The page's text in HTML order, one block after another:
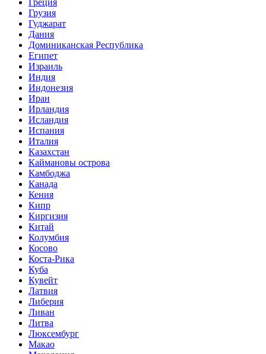
Грузия
Гуджарат
Дания
Доминиканская Республика
Египет
Израиль
Индия
Индонезия
Иран
Ирландия
Исландия
Испания
Италия
Казахстан
Каймановы острова
Камбоджа
Канада
Кения
Кипр
Киргизия
Китай
Колумбия
Косово
Коста-Рика
Куба
Кувейт
Латвия
Либерия
Ливан
Литва
Люксембург
Макао